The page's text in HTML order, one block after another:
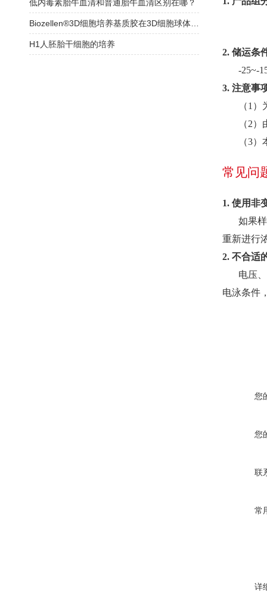
2. 储运条
-25~-
3. 注意事
（1）
（2）
（3）
常见问
1. 使用非
如果
重新进行
2. 不合适
电压
电泳条件
您
您
联
常
详
低内毒素胎牛血清和普通胎牛血清区别在哪？
H1人胚胎干细胞的培养